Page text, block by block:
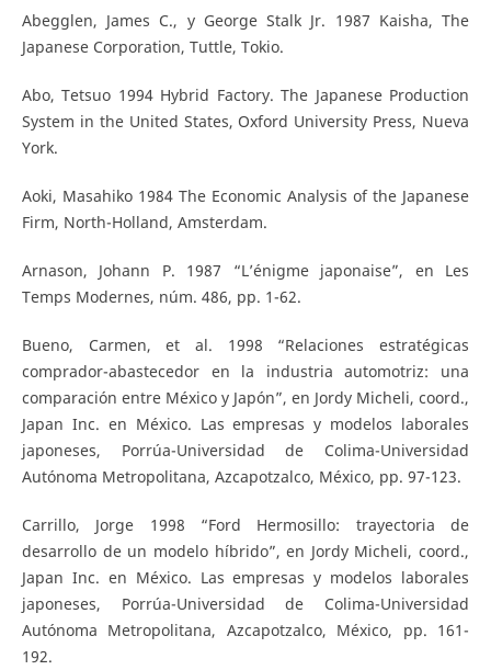
Abegglen, James C., y George Stalk Jr. 1987 Kaisha, The
Japanese Corporation, Tuttle, Tokio.
Abo, Tetsuo 1994 Hybrid Factory. The Japanese Production
System in the United States, Oxford University Press, Nueva
York.
Aoki, Masahiko 1984 The Economic Analysis of the Japanese
Firm, North-Holland, Amsterdam.
Arnason, Johann P. 1987 “L’énigme japonaise”, en Les
Temps Modernes, núm. 486, pp. 1-62.
Bueno, Carmen, et al. 1998 “Relaciones estratégicas
comprador-abastecedor en la industria automotriz: una
comparación entre México y Japón”, en Jordy Micheli, coord.,
Japan Inc. en México. Las empresas y modelos laborales
japoneses, Porrúa-Universidad de Colima-Universidad
Autónoma Metropolitana, Azcapotzalco, México, pp. 97-123.
Carrillo, Jorge 1998 “Ford Hermosillo: trayectoria de
desarrollo de un modelo híbrido”, en Jordy Micheli, coord.,
Japan Inc. en México. Las empresas y modelos laborales
japoneses, Porrúa-Universidad de Colima-Universidad
Autónoma Metropolitana, Azcapotzalco, México, pp. 161-
192.